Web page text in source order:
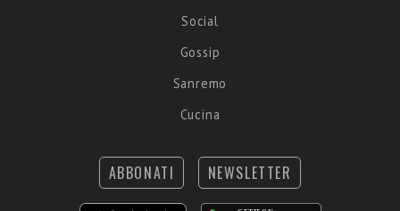
Social
Gossip
Sanremo
Cucina
ABBONATI NEWSLETTER